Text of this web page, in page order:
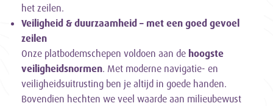
het zeilen.
Veiligheid & duurzaamheid – met een goed gevoel
zeilen
Onze platbodemschepen voldoen aan de hoogste
veiligheidsnormen. Met moderne navigatie- en
veiligheidsuitrusting ben je altijd in goede handen.
Bovendien hechten we veel waarde aan milieubewust